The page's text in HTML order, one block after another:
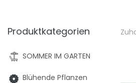
Produktkategorien
SOMMER IM GARTEN
Blühende Pflanzen